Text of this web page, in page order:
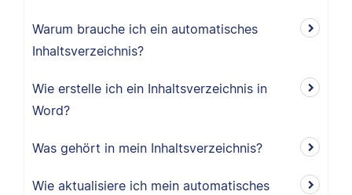
Warum brauche ich ein automatisches
Inhaltsverzeichnis?
Wie erstelle ich ein Inhaltsverzeichnis in
Word?
Was gehört in mein Inhaltsverzeichnis?
Wie aktualisiere ich mein automatisches